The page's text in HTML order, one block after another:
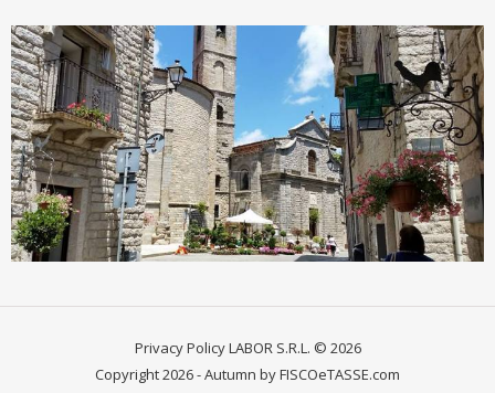
Privacy PolicyLABOR S.R.L. © 2026
Copyright 2026 - Autumn by FISCOeTASSE.com